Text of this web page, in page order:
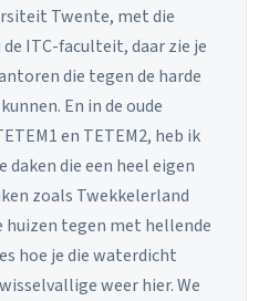
Twente, met die
ITC-faculteit, daar zie je
die tegen de harde
En in de oude
en TETEM2, heb ik
die een heel eigen
zoals Twekkelerland
huizen tegen met hellende
hoe je die waterdicht
weer hier. We